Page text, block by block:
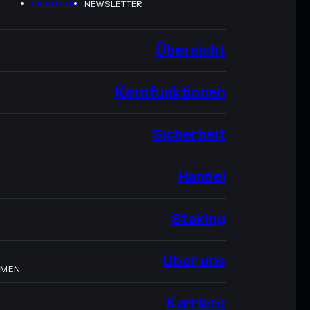
BRAND-KITNEWSLETTER
Übersicht
Kernfunktionen
Sicherheit
Handel
Staking
Über uns
Karriere